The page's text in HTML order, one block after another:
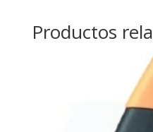
Productos